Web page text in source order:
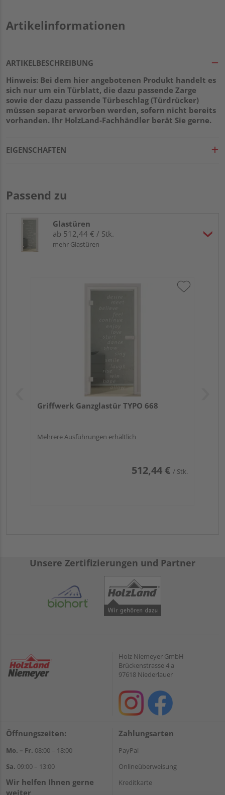
Artikelinformationen
ARTIKELBESCHREIBUNG
Hinweis: Bei dem hier angebotenen Produkt handelt es
sich nur um ein Türblatt, die dazu passende Zarge
sowie der dazu passende Türbeschlag (Türdrücker)
müssen separat erworben werden, sofern nicht bereits
vorhanden. Ihr HolzLand-Fachhändler berät Sie gerne.
EIGENSCHAFTEN
Passend zu
Glastüren
ab 512,44 € / Stk.
mehr Glastüren
Griffwerk Ganzglastür TYPO 668
Mehrere Ausführungen erhältlich
512,44 € / Stk.
Unsere Zertifizierungen und Partner
Holz Niemeyer GmbH
Brückenstrasse 4 a
97618 Niederlauer
Öffnungszeiten:
Mo. – Fr. 08:00 – 18:00
Sa. 09:00 – 13:00
Wir helfen Ihnen gerne
weiter
Zahlungsarten
PayPal
Onlineüberweisung
Kreditkarte